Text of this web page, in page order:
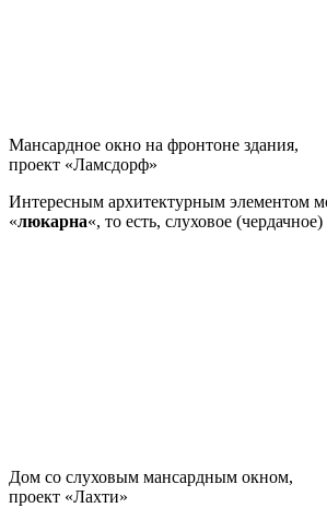
Мансардное окно на фронтоне здания,
проект «Ламсдорф»
Интересным архитектурным элементом
«люкарна«, то есть, слуховое
Дом со слуховым мансардным окном,
проект «Лахти»